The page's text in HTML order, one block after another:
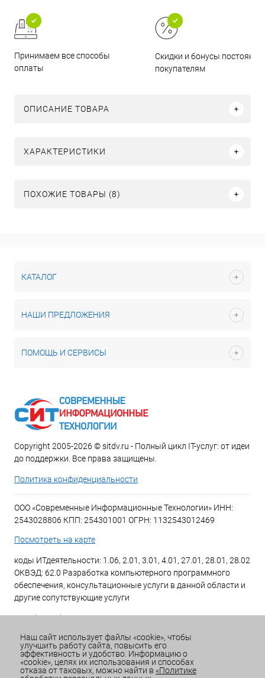
Принимаем все способы
оплаты
Скидки и бонусы
покупателям
ОПИСАНИЕ ТОВАРА
ХАРАКТЕРИСТИКИ
ПОХОЖИЕ ТОВАРЫ (8)
КАТАЛОГ
НАШИ ПРЕДЛОЖЕНИЯ
ПОМОЩЬ И СЕРВИСЫ
Copyright 2005-2026 © sitdv.ru - Полный цикл IT-услуг: от идеи
до поддержки. Все права защищены.
Политика конфиденциальности
ООО «Современные Информационные Технологии» ИНН:
2543028806 КПП: 254301001 ОГРН: 1132543012469
Посмотреть на карте
коды ИТдеятельности: 1.06, 2.01, 3.01, 4.01, 27.01, 28.01, 28.02
ОКВЭД: 62.0 Разработка компьютерного программного
обеспечения, консультационные услуги в данной области и
другие сопутствующие услуги
Email:office@sitdv.ru
График работы Пн-Пт: с 9:00 до 18:00 Сб/Вс: Выходной
Наш сайт использует файлы «cookie», чтобы
улучшить работу сайта, повысить его
эффективность и удобство. Информацию о
«cookie», целях их использования и способах
отказа от таковых, можно найти в «Политике